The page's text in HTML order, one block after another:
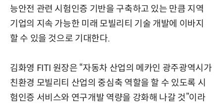
능안전 관련 시험인증 기반을 구축하고 있는 만큼 지역
기업의 지속 가능한 미래 모빌리티 기술 개발에 이바지
할 수 있을 것으로 기대한다.
김화영 FITI 원장은 “자동차 산업의 메카인 광주광역시가
친환경 모빌리티 산업의 중심축 역할을 할 수 있도록 시
험인증 서비스와 연구개발 역량을 강화해 나갈 것”이라